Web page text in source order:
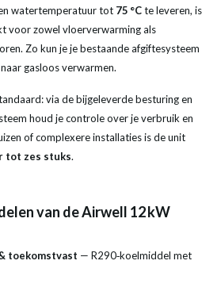
watertemperatuur tot 75 °Cte leveren, is
voor zowel vloerverwarming als
Zo kun je je bestaande afgiftesysteem
gasloos verwarmen.
via de bijgeleverde besturing en
houd je controle over je verbruik en
of complexere installaties is de unit
tot zes stuks.
van de Airwell 12 kW
toekomstvast — R290‑koelmiddel met